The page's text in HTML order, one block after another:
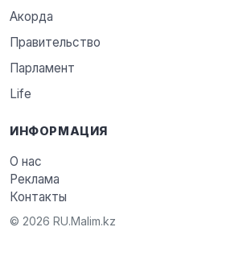
Акорда
Правительство
Парламент
Life
ИНФОРМАЦИЯ
О нас
Реклама
Контакты
© 2026 RU.Malim.kz